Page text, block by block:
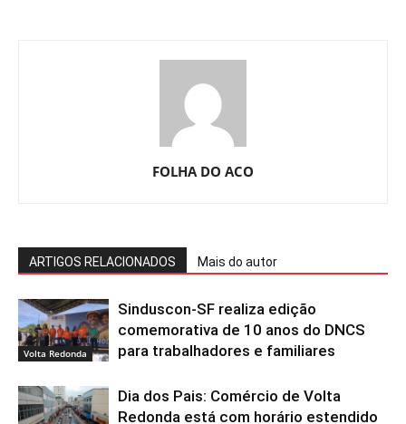
FOLHA DO ACO
ARTIGOS RELACIONADOS Mais do autor
Volta Redonda
Sinduscon-SF realiza edição
comemorativa de 10 anos do DNCS
para trabalhadores e familiares
Dia dos Pais: Comércio de Volta
Redonda está com horário estendido